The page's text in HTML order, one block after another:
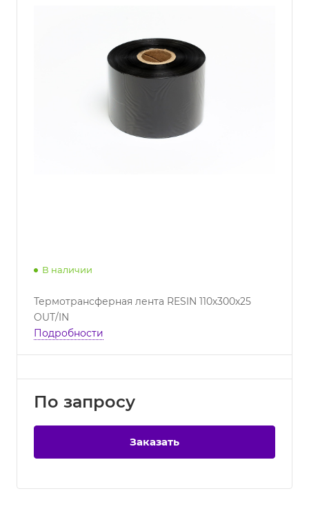
В наличии
Термотрансферная лента RESIN 110х300х25
OUT/IN
Подробности
По запросу
Заказать